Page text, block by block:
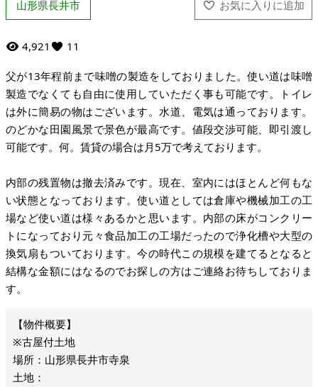
山形県長井市
4,921 11
父が13年程前まで味噌の製造をしておりました。使い道は味噌
製造でなくても自由に使用していただく事も可能です。トイレ
は外に簡易の物はございます。水道、電気は通っております。
のどかな田園風景で景色が最高です。値段交渉可能、即引渡し
可能です。何。賃貸の場合は月5万で考えております。
内部の残置物は撤去済みです。現在、室内にはほとんど何もな
い状態となっております。使い道としては倉庫や機械加工の工
場など使い道は様々あるかと思います。内部の床がコンクリー
トになっており元々食品加工の工場だったので浄化槽や大型の
換気扇もついております。今の時代この規模を建てるとなると
結構な金額にはなるのでお探しの方はご連絡お待ちしておりま
す。
※古屋付土地
場所：山形県長井市寺泉
土地：